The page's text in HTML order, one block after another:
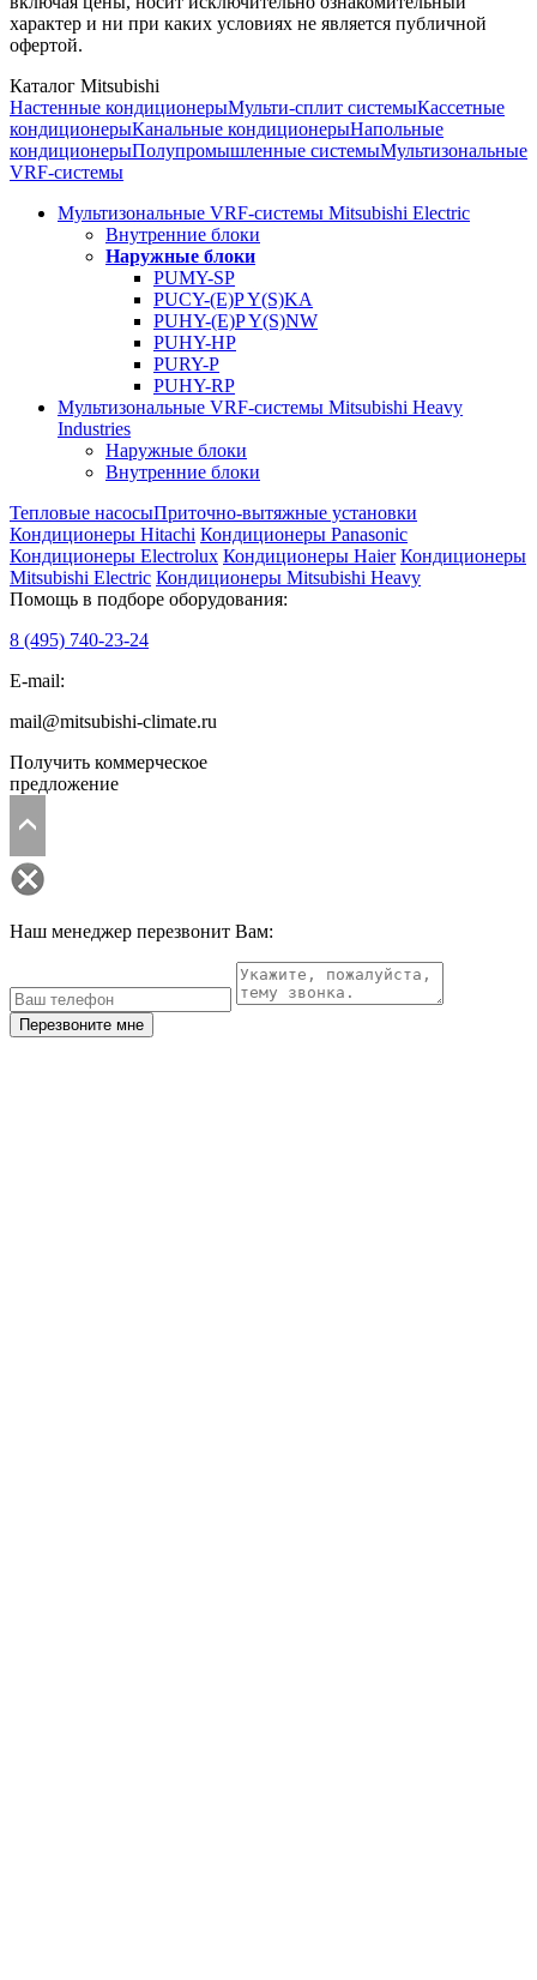
характер и ни при каких условиях не является публичной
офертой.
Каталог Mitsubishi
Настенные кондиционерыМульти-сплит системыКассетные
кондиционерыКанальные кондиционерыНапольные
кондиционерыПолупромышленные системыМультизональные
VRF-системы
Мультизональные VRF-системы Mitsubishi Electric
Внутренние блоки
Наружные блоки
PUMY-SP
PUCY-(E)P Y(S)KA
PUHY-(E)P Y(S)NW
PUHY-HP
PURY-P
PUHY-RP
Мультизональные VRF-системы Mitsubishi Heavy
Industries
Наружные блоки
Внутренние блоки
Тепловые насосыПриточно-вытяжные установки
Кондиционеры Hitachi Кондиционеры Panasonic
Кондиционеры Electrolux Кондиционеры Haier Кондиционеры
Mitsubishi Electric Кондиционеры Mitsubishi Heavy
Помощь в подборе оборудования:
8 (495) 740-23-24
E-mail:
mail@mitsubishi-climate.ru
Получить коммерческое
предложение
Наш менеджер перезвонит Вам:
Перезвоните мне